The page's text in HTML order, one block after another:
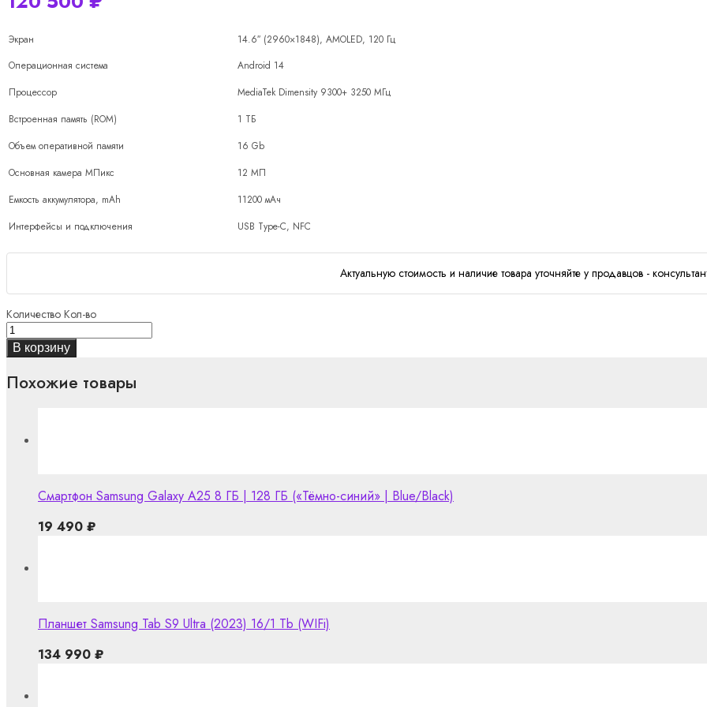
Экран
14.6″ (2960×1848), AMOLED, 120 Гц
Операционная система
Android 14
Процессор
MediaTek Dimensity 9300+ 3250 МГц
Встроенная память (ROM)
1 ТБ
Объем оперативной памяти
16 Gb
Основная камера МПикс
12 МП
Емкость аккумулятора, mAh
11200 мАч
Интерфейсы и подключения
USB Type-C, NFC
Актуальную стоимость и наличие товара уточняйте у продавцов -
Количество Кол-во
В корзину
Похожие товары
Смартфон Samsung Galaxy A25 8 ГБ | 128 ГБ («Тёмно-синий» | Blue/Black)
19 490 ₽
Планшет Samsung Tab S9 Ultra (2023) 16/1 Tb (WIFi)
134 990 ₽